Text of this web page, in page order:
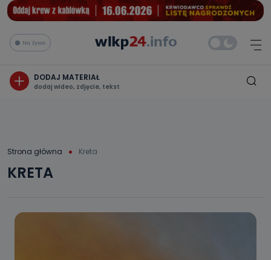
Na żywo
DODAJ MATERIAŁ
dodaj wideo, zdjęcie, tekst
Strona główna Kreta
KRETA